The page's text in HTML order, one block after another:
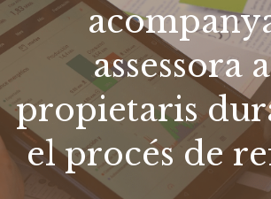
assessora
propietaris
el procés de